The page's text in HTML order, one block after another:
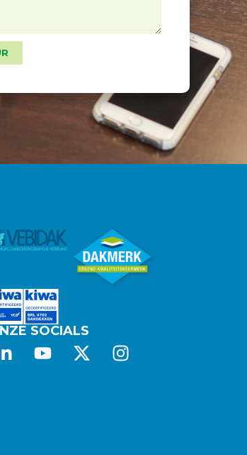
SOCIALS